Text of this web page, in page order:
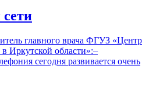
главного врача ФГУЗ «Центр
Иркутской области»:–
сегодня развивается очень